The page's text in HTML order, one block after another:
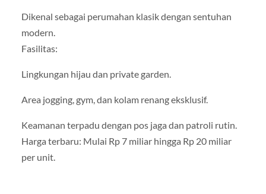
Dikenal sebagai perumahan klasik dengan sentuhan
modern.
Fasilitas:
Lingkungan hijau dan private garden.
Area jogging, gym, dan kolam renang eksklusif.
Keamanan terpadu dengan pos jaga dan patroli rutin.
Harga terbaru: Mulai Rp 7 miliar hingga Rp 20 miliar
per unit.